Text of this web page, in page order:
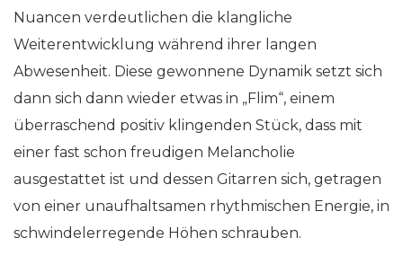
Nuancen verdeutlichen die klangliche
Weiterentwicklung während ihrer langen
Abwesenheit. Diese gewonnene Dynamik setzt sich
dann sich dann wieder etwas in „Flim“, einem
überraschend positiv klingenden Stück, dass mit
einer fast schon freudigen Melancholie
ausgestattet ist und dessen Gitarren sich, getragen
von einer unaufhaltsamen rhythmischen Energie, in
schwindelerregende Höhen schrauben.